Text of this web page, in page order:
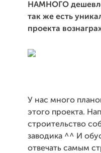
НАМНОГО
так же есть
проекта
У нас много
этого проекта.
строительство
заводика ^^ И
отвечать самым